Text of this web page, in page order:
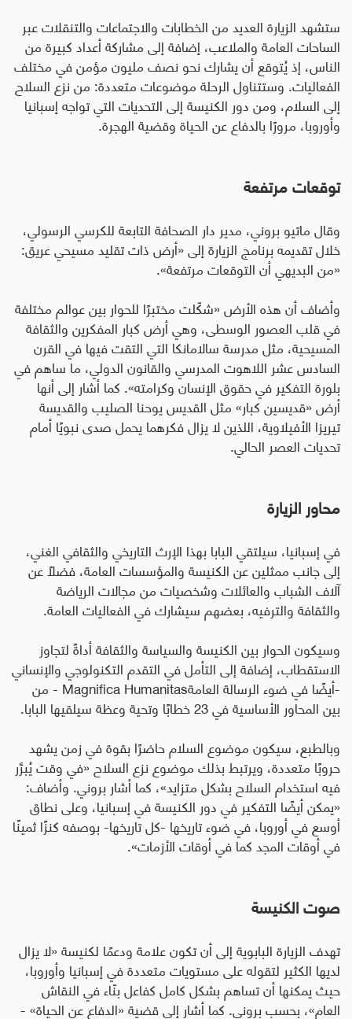
ستشهد الزيارة العديد من الخطابات والاجتماعات والتنقلات عبر
الساحات العامة والملاعب، إضافة إلى مشاركة أعداد كبيرة من
الناس، إذ يُتوقع أن يشارك نحو نصف مليون مؤمن في مختلف
الفعاليات. وستتناول الرحلة موضوعات متعددة: من نزع السلاح
إلى السلام، ومن دور الكنيسة إلى التحديات التي تواجه إسبانيا
وأوروبا، مرورًا بالدفاع عن الحياة وقضية الهجرة.
توقعات مرتفعة
وقال ماتيو بروني، مدير دار الصحافة التابعة للكرسي الرسولي،
خلال تقديمه برنامج الزيارة إلى «أرض ذات تقليد مسيحي عريق:
«من البديهي أن التوقعات مرتفعة».
وأضاف أن هذه الأرض «شكّلت مختبرًا للحوار بين عوالم مختلفة
في قلب العصور الوسطى، وهي أرض كبار المفكرين والثقافة
المسيحية، مثل مدرسة سالامانكا التي التقت فيها في القرن
السادس عشر اللاهوت المدرسي والقانون الدولي، ما ساهم في
بلورة التفكير في حقوق الإنسان وكرامته». كما أشار إلى أنها
أرض «قديسين كبار» مثل القديس يوحنا الصليب والقديسة
تيريزا الأفيلاوية، اللذين لا يزال فكرهما يحمل صدى نبويًا أمام
تحديات العصر الحالي.
محاور الزيارة
في إسبانيا، سيلتقي البابا بهذا الإرث التاريخي والثقافي الغني،
إلى جانب ممثلين عن الكنيسة والمؤسسات العامة، فضلًا عن
آلاف الشباب والعائلات وشخصيات من مجالات الرياضة
والثقافة والترفيه، بعضهم سيشارك في الفعاليات العامة.
وسيكون الحوار بين الكنيسة والسياسة والثقافة أداةً لتجاوز
الاستقطاب، إضافة إلى التأمل في التقدم التكنولوجي والإنساني
-أيضًا في ضوء الرسالة العامةMagnifica Humanitas - من
بين المحاور الأساسية في 23 خطابًا وتحية وعظة سيلقيها البابا
.
وبالطبع، سيكون موضوع السلام حاضرًا بقوة في زمن يشهد
حروبًا متعددة، ويرتبط بذلك موضوع نزع السلاح «في وقت يُبرَّر
فيه استخدام السلاح بشكل متزايد»، كما أشار بروني. وأضاف:
«يمكن أيضًا التفكير في دور الكنيسة في إسبانيا، وعلى نطاق
أوسع في أوروبا، في ضوء تاريخها -كل تاريخها- بوصفه كنزًا ثمينًا
في أوقات المجد كما في أوقات الأزمات».
صوت الكنيسة
تهدف الزيارة البابوية إلى أن تكون علامة ودعمًا لكنيسة «لا يزال
لديها الكثير لتقوله على مستويات متعددة في إسبانيا وأوروبا،
حيث يمكنها أن تساهم بشكل كامل كفاعل بنّاء في النقاش
العام»، بحسب بروني. كما أشار إلى قضية «الدفاع عن الحياة» -